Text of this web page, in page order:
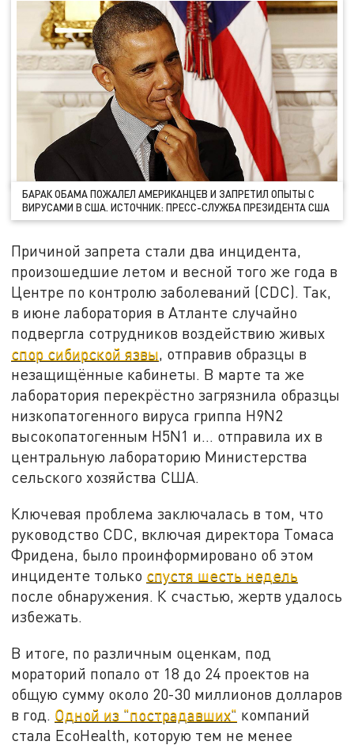
БАРАК ОБАМА ПОЖАЛЕЛ АМЕРИКАНЦЕВ И ЗАПРЕТИЛ ОПЫТЫ С
ВИРУСАМИ В США. ИСТОЧНИК: ПРЕСС-СЛУЖБА ПРЕЗИДЕНТА США
Причиной запрета стали два инцидента,
произошедшие летом и весной того же года в
Центре по контролю заболеваний (CDC). Так,
в июне лаборатория в Атланте случайно
подвергла сотрудников воздействию живых
спор сибирской язвы, отправив образцы в
незащищённые кабинеты. В марте та же
лаборатория перекрёстно загрязнила образцы
низкопатогенного вируса гриппа H9N2
высокопатогенным H5N1 и… отправила их в
центральную лабораторию Министерства
сельского хозяйства США.
Ключевая проблема заключалась в том, что
руководство CDC, включая директора Томаса
Фридена, было проинформировано об этом
инциденте только спустя шесть недель
после обнаружения. К счастью, жертв удалось
избежать.
В итоге, по различным оценкам, под
мораторий попало от 18 до 24 проектов на
общую сумму около 20-30 миллионов долларов
в год. Одной из "пострадавших" компаний
стала EcoHealth, которую тем не менее